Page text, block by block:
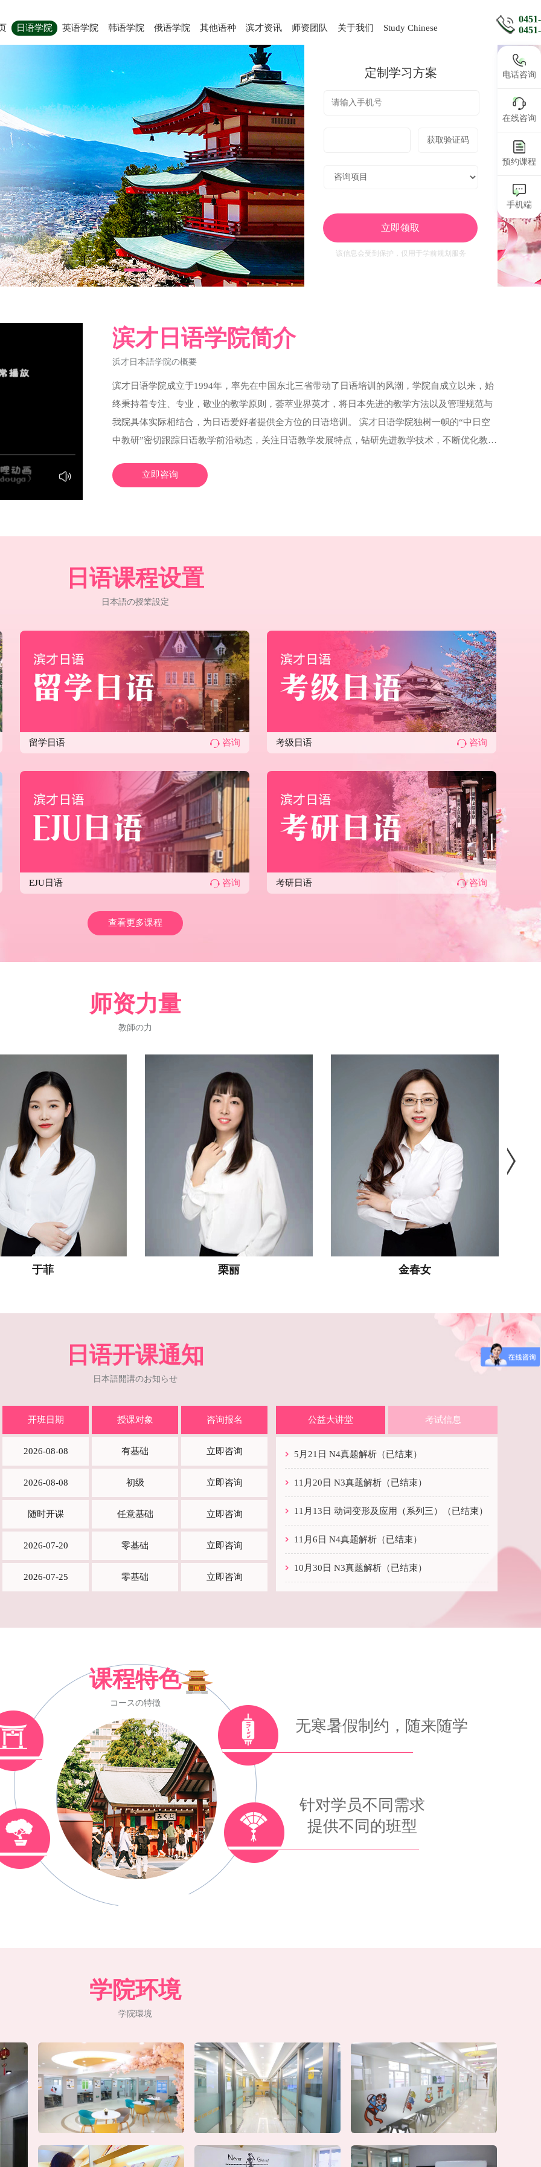
日语学院 英语学院 韩语学院 俄语学院 其他语种 滨才资讯 师资团队 关于我们 Study Chinese
定制学习方案
获取验证码
立即领取
该信息会受到保护，仅用于学前规划服务
滨才日语学院简介
浜才日本語学院の概要
滨才日语学院成立于1994年，率先在中国东北三省带动了日语培训的风潮，学院自成立以来，始
终秉持着专注、专业，敬业的教学原则，荟萃业界英才，将日本先进的教学方法以及管理规范与
我院具体实际相结合，为日语爱好者提供全方位的日语培训。 滨才日语学院独树一帜的“中日空
中教研”密切跟踪日语教学前沿动态，关注日语教学发展特点，钻研先进教学技术，不断优化教学
求，设有多级细分课程，包括留学班、考级班、兴趣班、考研日语、少儿日语、留考日语、高考
立即咨询
日语课程设置
日本語の授業設定
留学日语 咨询 考级日语 咨询
EJU日语 咨询 考研日语 咨询
查看更多课程
师资力量
教師の力
栗丽 金春女 刘玉斌
日语开课通知
日本語開講のお知らせ
开班日期 授课对象 咨询报名
2026-08-08 有基础 立即咨询
2026-08-08 初级 立即咨询
随时开课 任意基础 立即咨询
2026-07-20 零基础 立即咨询
2026-07-25 零基础 立即咨询
公益大讲堂 考试信息
9月10日 商务日语
5月21日 N4真题解析（已结束）
11月20日 N3真题解析（已结束）
11月13日 动词变形及应用（系列三）（已结束）
11月6日 N4真题解析（已结束）
10月30日 N3真题解析（已结束）
10月23日 动词ます形初级语法总结（已结束）
课程特色
コースの特徴
无寒暑假制约，随来随学
针对学员不同需求
提供不同的班型
学院环境
学院環境
电话咨询
在线咨询
预约课程
手机端